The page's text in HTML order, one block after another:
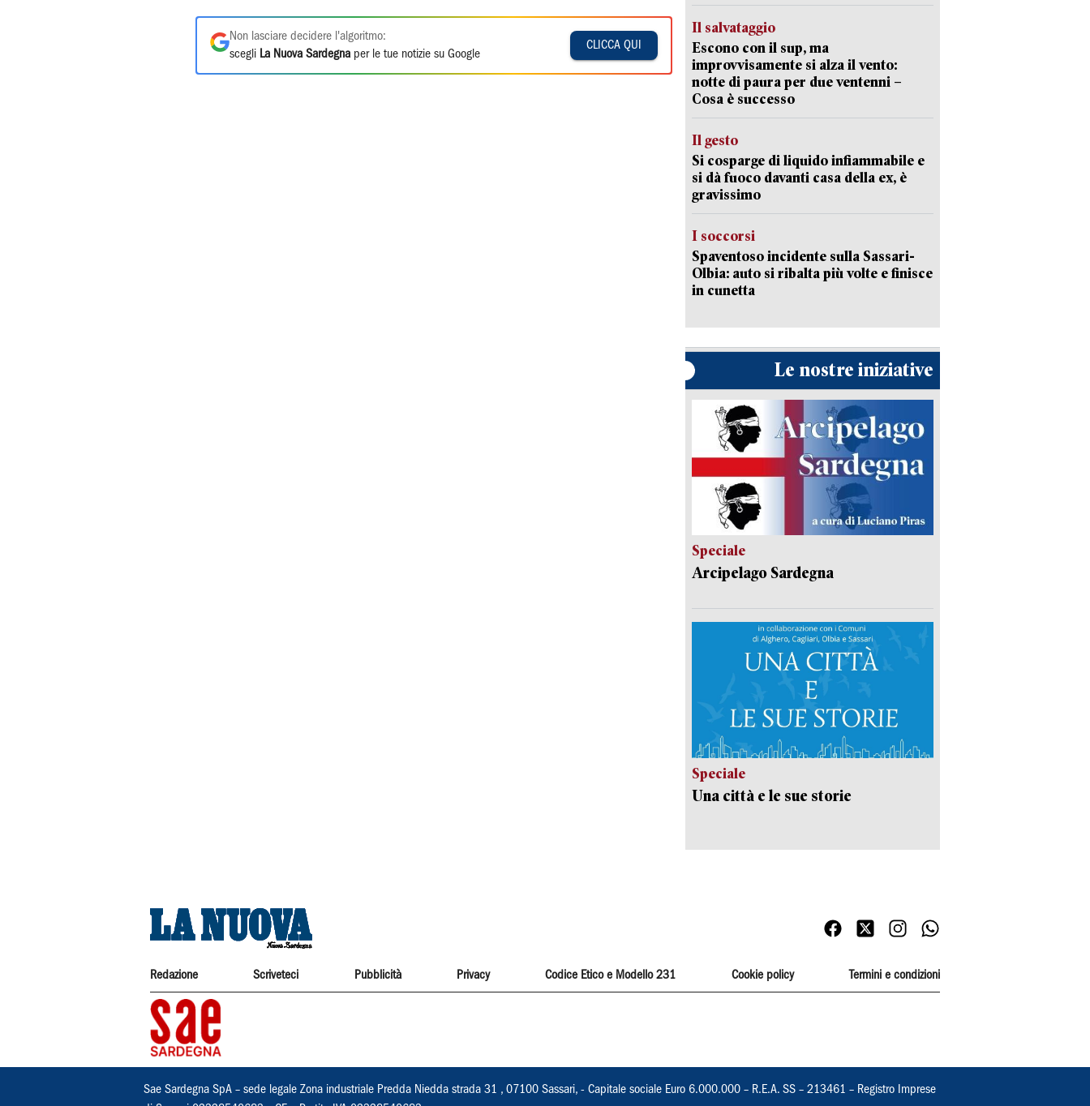
Non lasciare decidere l'algoritmo:
scegli La Nuova Sardegna per le tue notizie su Google
CLICCA QUI
Il salvataggio
Escono con il sup, ma
improvvisamente si alza il vento:
notte di paura per due ventenni –
Cosa è successo
Il gesto
Si cosparge di liquido infiammabile e
si dà fuoco davanti casa della ex, è
gravissimo
I soccorsi
Spaventoso incidente sulla Sassari-
Olbia: auto si ribalta più volte e finisce
in cunetta
Le nostre iniziative
Speciale
Arcipelago Sardegna
Speciale
Una città e le sue storie
Redazione Scriveteci Pubblicità Privacy Codice Etico e Modello 231 Cookie policy Termini e condizioni
Sae Sardegna SpA – sede legale Zona industriale Predda Niedda strada 31 , 07100 Sassari, - Capitale sociale Euro 6.000.000 – R.E.A. SS – 213461 – Registro Imprese